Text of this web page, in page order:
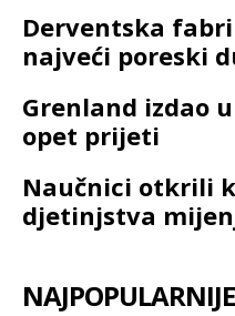
Derventska
najveći poreski
Grenland izdao
opet prijeti
Naučnici otkrili
djetinjstva